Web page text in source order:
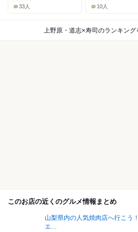
33人 10人
上野原・道志×寿司 のランキング
このお店の近くのグルメ情報まとめ
山梨県内の人気焼肉店へ行こう
エ...